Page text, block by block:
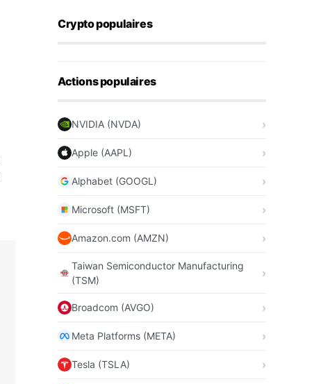
Crypto populaires
Actions populaires
NVIDIA (NVDA)
Apple (AAPL)
Alphabet (GOOGL)
Microsoft (MSFT)
Amazon.com (AMZN)
Taiwan Semiconductor Manufacturing
(TSM)
Broadcom (AVGO)
Meta Platforms (META)
Tesla (TSLA)